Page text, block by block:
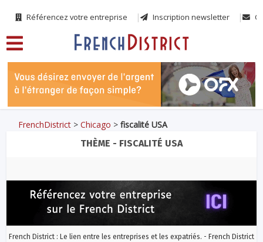
Référencez votre entreprise Inscription newsletter
FrenchDistrict >Chicago >fiscalité USA
THÈME - FISCALITÉ USA
French District : Le lien entre les entreprises et les expatriés. - French District